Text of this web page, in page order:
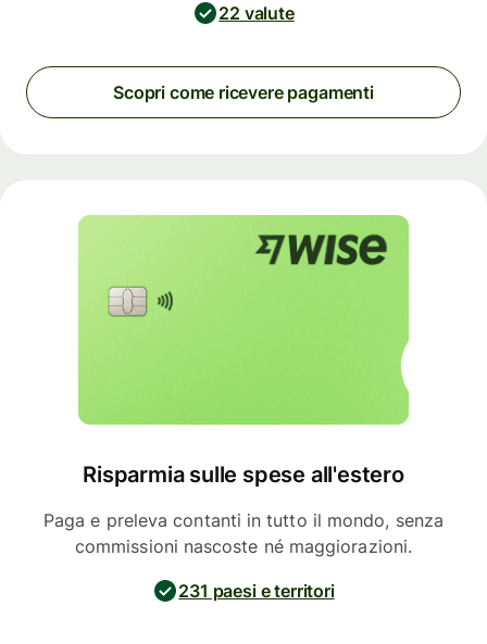
22 valute
Scopri come ricevere pagamenti
Risparmia sulle spese all'estero
Paga e preleva contanti in tutto il mondo, senza
commissioni nascoste né maggiorazioni.
231 paesi e territori